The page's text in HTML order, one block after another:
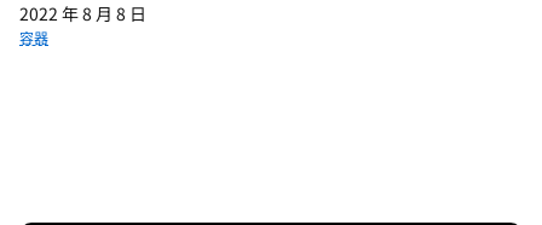
2022 年 8 月 8 日
容器